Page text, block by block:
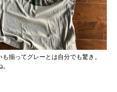
揃ってグレーとは自分でも驚き。